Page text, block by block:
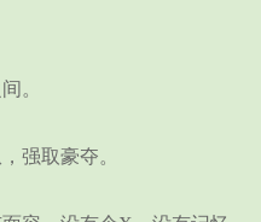
。
强取豪夺。